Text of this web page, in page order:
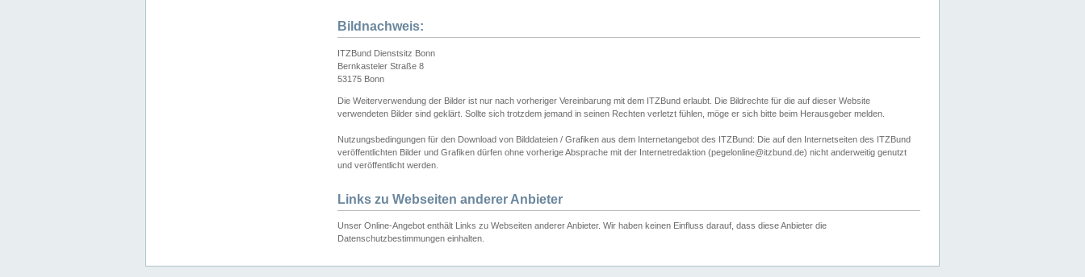
Bildnachweis:
ITZBund Dienstsitz Bonn
Bernkasteler Straße 8
53175 Bonn
Die Weiterverwendung der Bilder ist nur nach vorheriger Vereinbarung mit dem ITZBund erlaubt. Die Bildrechte für die auf dieser Website
verwendeten Bilder sind geklärt. Sollte sich trotzdem jemand in seinen Rechten verletzt fühlen, möge er sich bitte beim Herausgeber melden.
Nutzungsbedingungen für den Download von Bilddateien / Grafiken aus dem Internetangebot des ITZBund: Die auf den Internetseiten des ITZBund
veröffentlichten Bilder und Grafiken dürfen ohne vorherige Absprache mit der Internetredaktion (pegelonline@itzbund.de) nicht anderweitig genutzt
und veröffentlicht werden.
Links zu Webseiten anderer Anbieter
Unser Online-Angebot enthält Links zu Webseiten anderer Anbieter. Wir haben keinen Einfluss darauf, dass diese Anbieter die
Datenschutzbestimmungen einhalten.